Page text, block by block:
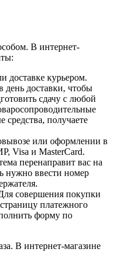
В интернет-
доставке курьером.
день доставки, чтобы
сдачу с любой
получаете
или оформлении в
Visa и MasterCard.
перенаправит вас на
нужно ввести номер
совершения покупки
платежного
форму по
В интернет-магазине